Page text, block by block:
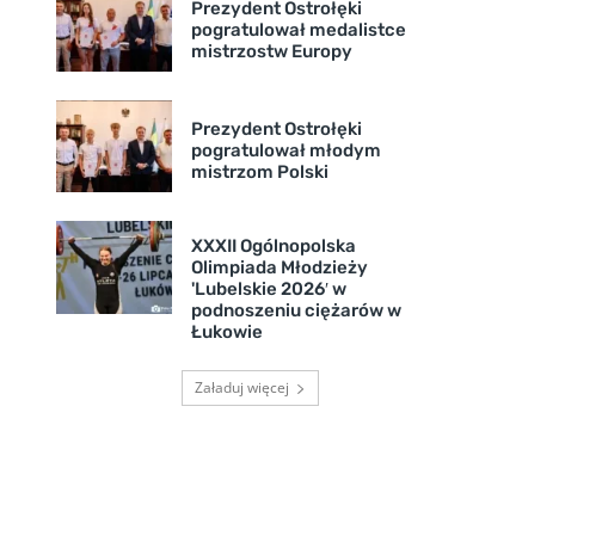
Prezydent Ostrołęki
pogratulował medalistce
mistrzostw Europy
Prezydent Ostrołęki
pogratulował młodym
mistrzom Polski
XXXII Ogólnopolska
Olimpiada Młodzieży
'Lubelskie 2026′ w
podnoszeniu ciężarów w
Łukowie
Załaduj więcej